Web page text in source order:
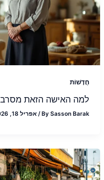
חֲדָשׁוֹת
למה האישה הזאת מסרבת
BySasson Barak
/ אפריל 18, 2026